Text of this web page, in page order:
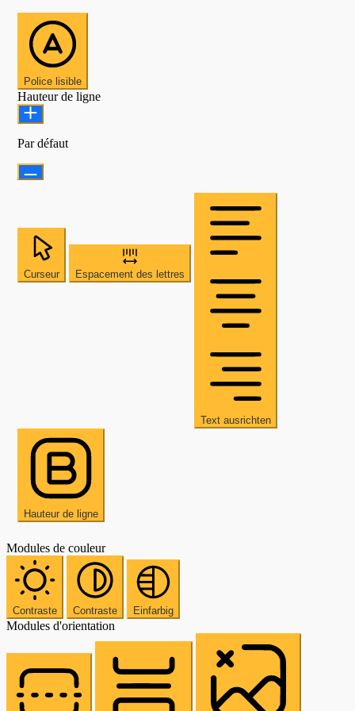
Police lisible
Hauteur de ligne
Par défaut
Curseur Espacement des lettres
Text ausrichten
Hauteur de ligne
Modules de couleur
Contraste Contraste Einfarbig
Modules d'orientation